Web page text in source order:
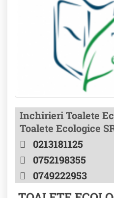
Inchirieri Toalete
Toalete Ecologice
0213181125
0752198355
0749222953